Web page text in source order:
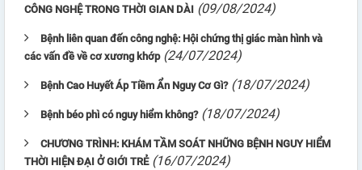
CÔNG NGHỆ TRONG THỜI GIAN DÀI (09/08/2024)
Bệnh liên quan đến công nghệ: Hội chứng thị giác màn hình và
các vấn đề về cơ xương khớp (24/07/2024)
Bệnh Cao Huyết Áp Tiềm Ẩn Nguy Cơ Gì? (18/07/2024)
Bệnh béo phì có nguy hiểm không? (18/07/2024)
CHƯƠNG TRÌNH: KHÁM TẦM SOÁT NHỮNG BỆNH NGUY HIỂM
THỜI HIỆN ĐẠI Ở GIỚI TRẺ (16/07/2024)